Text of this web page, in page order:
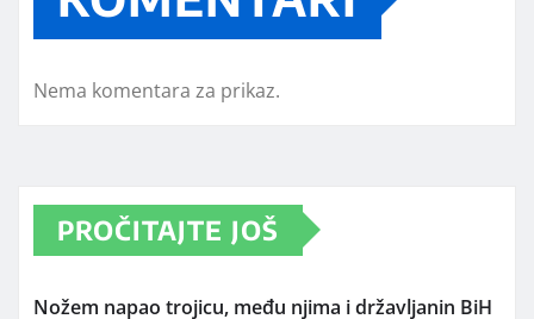
Nema komentara za prikaz.
PROČITAJTE JOŠ
Nožem napao trojicu, među njima i državljanin BiH